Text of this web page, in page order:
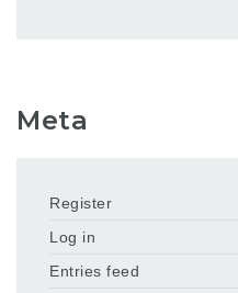
Meta
Register
Log in
Entries feed